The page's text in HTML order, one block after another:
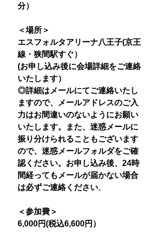
分）
＜場所＞
エスフォルタアリーナ八王子(京王
線・狭間駅すぐ）
(お申し込み後に会場詳細をご連絡
いたします）
◎詳細はメールにてご連絡いたし
ますので、メールアドレスのご入
力はお間違いのないようにお願い
いたします。また、迷惑メールに
振り分けられることもございます
ので、迷惑メールフォルダをご確
認ください。お申し込み後、24時
間経ってもメールが届かない場合
は必ずご連絡ください。
＜参加費＞
6,000円(税込6,600円）